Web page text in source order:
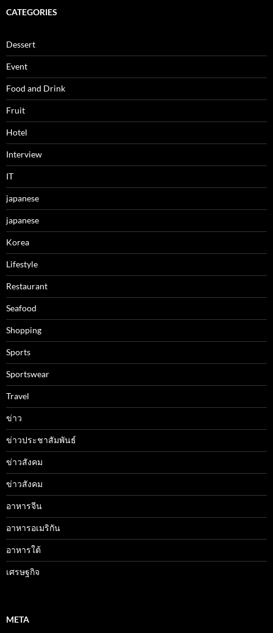
CATEGORIES
Dessert
Event
Food and Drink
Fruit
Hotel
Interview
IT
japanese
japanese
Korea
Lifestyle
Restaurant
Seafood
Shopping
Sports
Sportswear
Travel
ข่าว
ข่าวประชาสัมพันธ์
ข่าวสังคม
ข่าวสังคม
อาหารจีน
อาหารอเมริกัน
อาหารใต้
เศรษฐกิจ
META